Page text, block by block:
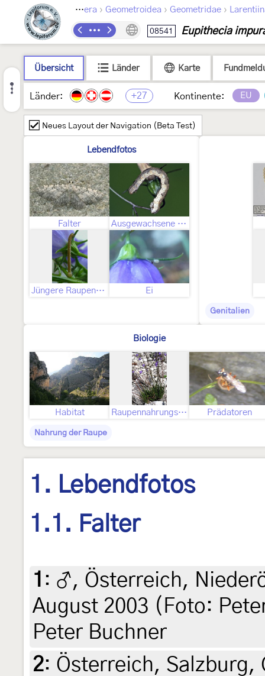
Lepidoptera › Geometroidea › Geometridae ›
08541 Eupithecia
Übersicht Länder Karte
Länder: +27 Kontinente: EU
Neues Layout der Navigation (Beta Test)
Lebendfotos
Falter Ausgewachsene Raupe
Jüngere Raupenstadien Ei
Genitalien
Biologie
Habitat Raupennahrungspflanzen Prädatoren
Nahrung der Raupe
1. Lebendfotos
1.1. Falter
1 : ♂, Österreich,
August 2003 (Foto:
Peter Buchner
2: Österreich, Salzburg,